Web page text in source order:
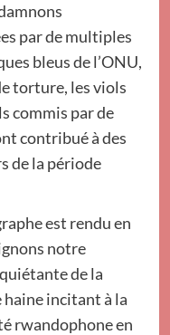
par de multiples
bleus de l’ONU,
torture, les viols
commis par de
contribué à des
de la période
est rendu en
notre
de la
haine incitant à la
rwandophone en